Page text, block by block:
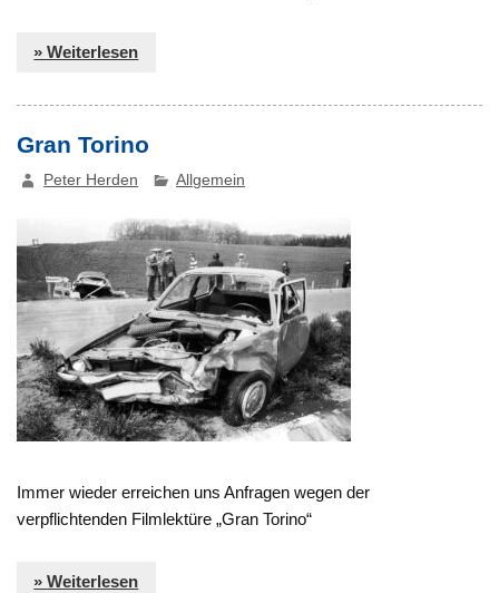
» Weiterlesen
Gran Torino
Peter Herden Allgemein
Immer wieder erreichen uns Anfragen wegen der
verpflichtenden Filmlektüre „Gran Torino“
» Weiterlesen